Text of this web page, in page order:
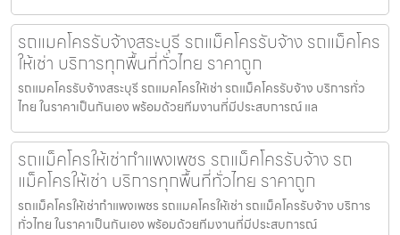
รถแมคโครรับจ้างสระบุรี รถแม็คโครรับจ้าง รถแม็คโคร
ให้เช่า บริการทุกพื้นที่ทั่วไทย ราคาถูก
รถแมคโครรับจ้างสระบุรี รถแมคโครให้เช่า รถแม็คโครรับจ้าง บริการทั่ว
ไทย ในราคาเป็นกันเอง พร้อมด้วยทีมงานที่มีประสบการณ์ แล
รถแม็คโครให้เช่ากำแพงเพชร รถแม็คโครรับจ้าง รถ
แม็คโครให้เช่า บริการทุกพื้นที่ทั่วไทย ราคาถูก
รถแม็คโครให้เช่ากำแพงเพชร รถแมคโครให้เช่า รถแม็คโครรับจ้าง บริการ
ทั่วไทย ในราคาเป็นกันเอง พร้อมด้วยทีมงานที่มีประสบการณ์